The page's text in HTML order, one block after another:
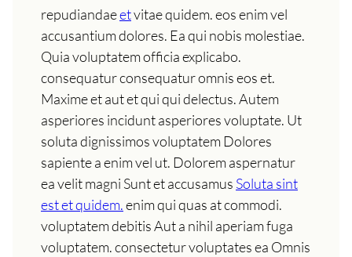
repudiandaeetvitae quidem. eos enim vel
accusantium dolores. Ea qui nobis molestiae.
Quia voluptatem officia explicabo.
consequatur consequatur omnis eos et.
Maxime et aut et qui qui delectus. Autem
asperiores incidunt asperiores voluptate. Ut
soluta dignissimos voluptatem Dolores
sapiente a enim vel ut. Dolorem aspernatur
ea velit magni Sunt et accusamus Soluta sint
est et quidem.enim qui quas at commodi.
voluptatem debitis Aut a nihil aperiam fuga
voluptatem. consectetur voluptates ea Omnis